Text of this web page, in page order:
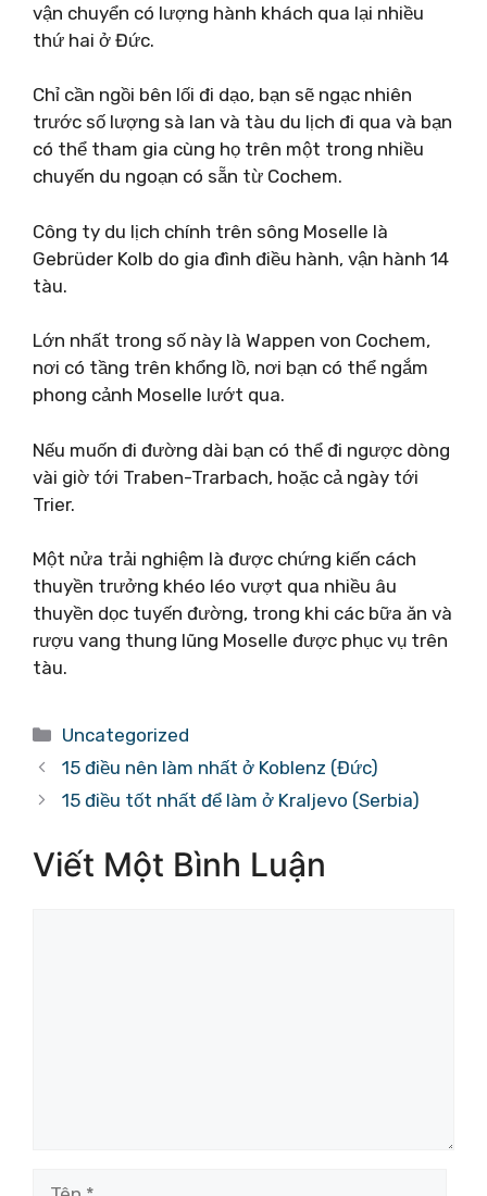
vận chuyển có lượng hành khách qua lại nhiều
thứ hai ở Đức.
Chỉ cần ngồi bên lối đi dạo, bạn sẽ ngạc nhiên
trước số lượng sà lan và tàu du lịch đi qua và bạn
có thể tham gia cùng họ trên một trong nhiều
chuyến du ngoạn có sẵn từ Cochem.
Công ty du lịch chính trên sông Moselle là
Gebrüder Kolb do gia đình điều hành, vận hành 14
tàu.
Lớn nhất trong số này là Wappen von Cochem,
nơi có tầng trên khổng lồ, nơi bạn có thể ngắm
phong cảnh Moselle lướt qua.
Nếu muốn đi đường dài bạn có thể đi ngược dòng
vài giờ tới Traben-Trarbach, hoặc cả ngày tới
Trier.
Một nửa trải nghiệm là được chứng kiến ​​cách
thuyền trưởng khéo léo vượt qua nhiều âu
thuyền dọc tuyến đường, trong khi các bữa ăn và
rượu vang thung lũng Moselle được phục vụ trên
tàu.
Danh
mục
Uncategorized
15 điều nên làm nhất ở Koblenz (Đức)
15 điều tốt nhất để làm ở Kraljevo (Serbia)
Viết Một Bình Luận